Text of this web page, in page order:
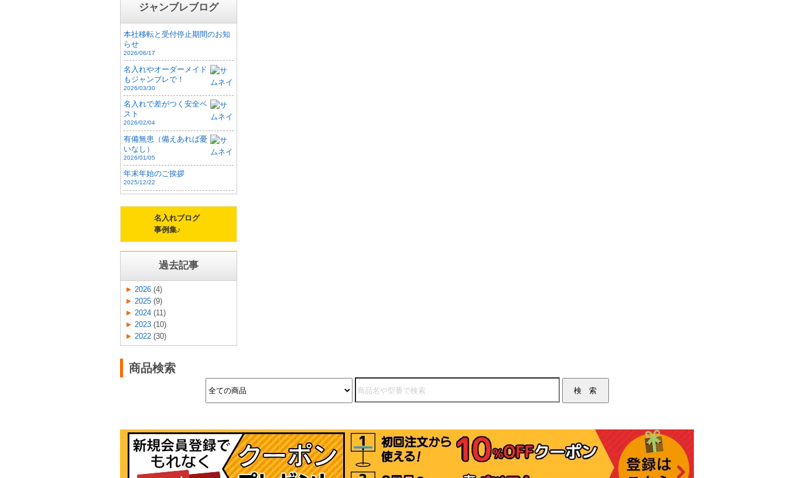
ジャンブレブログ
本社移転と受付停止期間のお知
らせ
2026/06/17
名入れやオーダーメイド
もジャンブレで！
2026/03/30
名入れで差がつく安全ベ
スト
2026/02/04
有備無患（備えあれば憂
いなし）
2026/01/05
年末年始のご挨拶
2025/12/22
名入れブログ
事例集♪
過去記事
2026 (4)
2025 (9)
2024 (11)
2023 (10)
2022 (30)
商品検索